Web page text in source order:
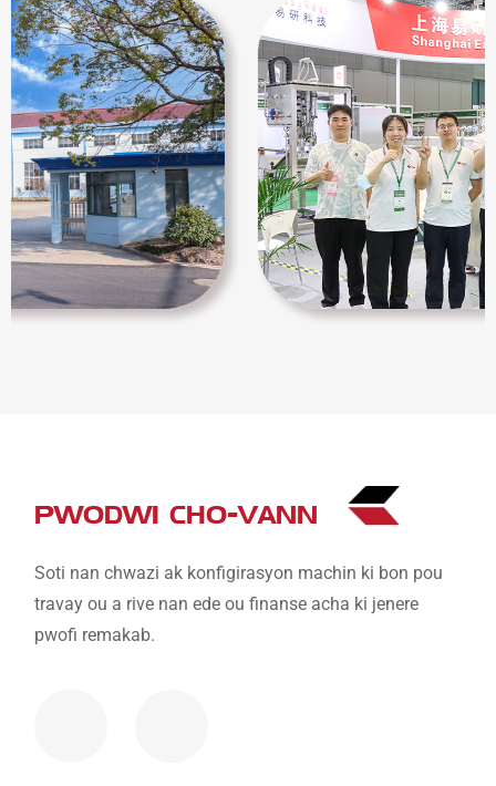
PWODWI CHO-VANN
Soti nan chwazi ak konfigirasyon machin ki bon pou
travay ou a rive nan ede ou finanse acha ki jenere
pwofi remakab.